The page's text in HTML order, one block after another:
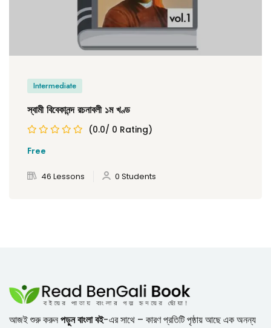
Intermediate
স্বামী বিবেকানন্দ রচনাবলী ১ম খণ্ড
(0.0/ 0 Rating)
Free
46 Lessons 0 Students
আজই শুরু করুনপড়ুন বাংলা বই-এর সাথে – কারণ প্রতিটি পৃষ্ঠায় আছে এক অনন্য